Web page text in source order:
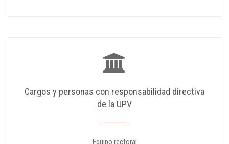
Cargos y personas con responsabilidad directiva
de la UPV
Equipo rectoral